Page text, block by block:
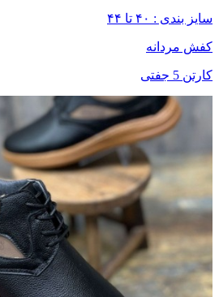
سایز بندی : ۴۰ تا ۴۴
کفش مردانه
کارتن 5 جفتی